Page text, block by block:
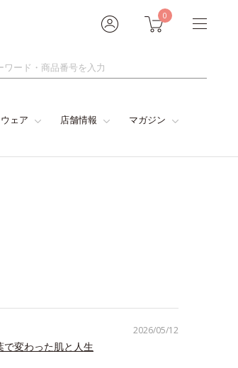
0
ェア 店舗情報 マガジン
2026/05/12
で変わった肌と人生